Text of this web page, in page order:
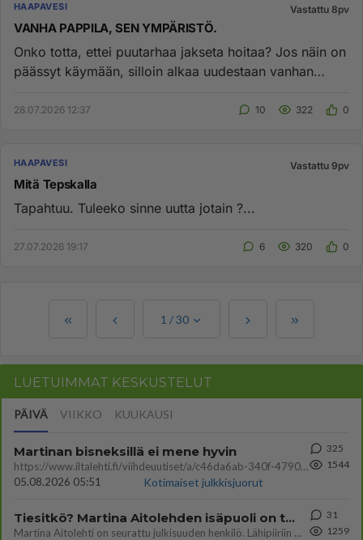
HAAPAVESI Vastattu 8pv
VANHA PAPPILA, SEN YMPÄRISTÖ.
Onko totta, ettei puutarhaa jakseta hoitaa? Jos näin on
päässyt käymään, silloin alkaa uudestaan vanhan
28.07.2026 12:37 10 322 0
HAAPAVESI Vastattu 9pv
Mitä Tepskalla
Tapahtuu. Tuleeko sinne uutta jotain ?...
27.07.2026 19:17 6 320 0
1 /30
LUETUIMMAT KESKUSTELUT
PÄIVÄ VIIKKO KUUKAUSI
Martinan bisneksillä ei mene hyvin
https://www.iltalehti.fi/viihdeuutiset/a/c46da6ab-340f-4790-aaa7-0865eed2336 Yrityksen konkurssihakemus on tullut kärä
05.08.2026 05:51
Kotimaiset julkkisjuorut
325
1544
Tiesitkö? Martina Aitolehden isäpuoli on tämä suosittu laulaja
Martina Aitolehti on seurattu julkisuuden henkilö. Lähipiiriin mahtuu muitakin tunnettuja henkilöitä. Tiesitkö, että Ma
31
1259